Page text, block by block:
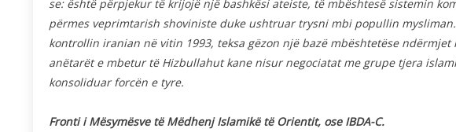
se: është përpjekur të krijojë një bashkësi ateiste, të mbështesë sistemin
përmes veprimtarish shoviniste duke ushtruar trysni mbi popullin
kontrollin iranian në vitin 1993, teksa gëzon një bazë mbështetëse
anëtarët e mbetur të Hizbullahut kane nisur negociatat me grupe tjera
konsoliduar forcën e tyre.
Fronti i Mësymësve të Mëdhenj Islamikë të Orientit, ose IBDA-C.